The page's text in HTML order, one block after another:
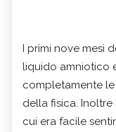
I primi nove mesi
liquido amniotico
completamente
della fisica.
cui era facile